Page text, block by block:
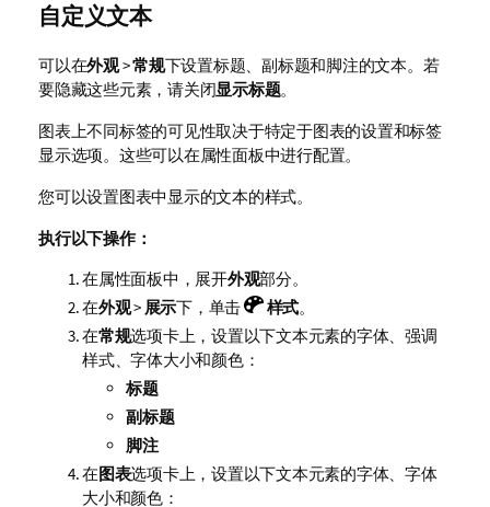
自定义文本
可以在外观>常规下设置标题、副标题和脚注的文本。若
要隐藏这些元素，请关闭显示标题。
图表上不同标签的可见性取决于特定于图表的设置和标签
显示选项。这些可以在属性面板中进行配置。
您可以设置图表中显示的文本的样式。
执行以下操作：
在属性面板中，展开外观部分。
在外观> 展示下，单击 样式。
在常规选项卡上，设置以下文本元素的字体、强调
样式、字体大小和颜色：
标题
副标题
脚注
在图表选项卡上，设置以下文本元素的字体、字体
大小和颜色：